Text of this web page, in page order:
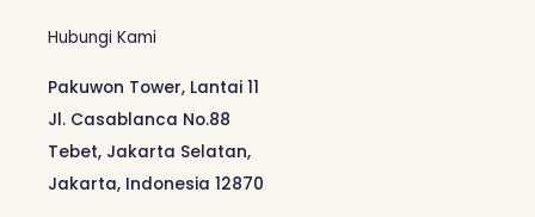
Hubungi Kami
Pakuwon Tower, Lantai 11
Jl. Casablanca No.88
Tebet, Jakarta Selatan,
Jakarta, Indonesia 12870